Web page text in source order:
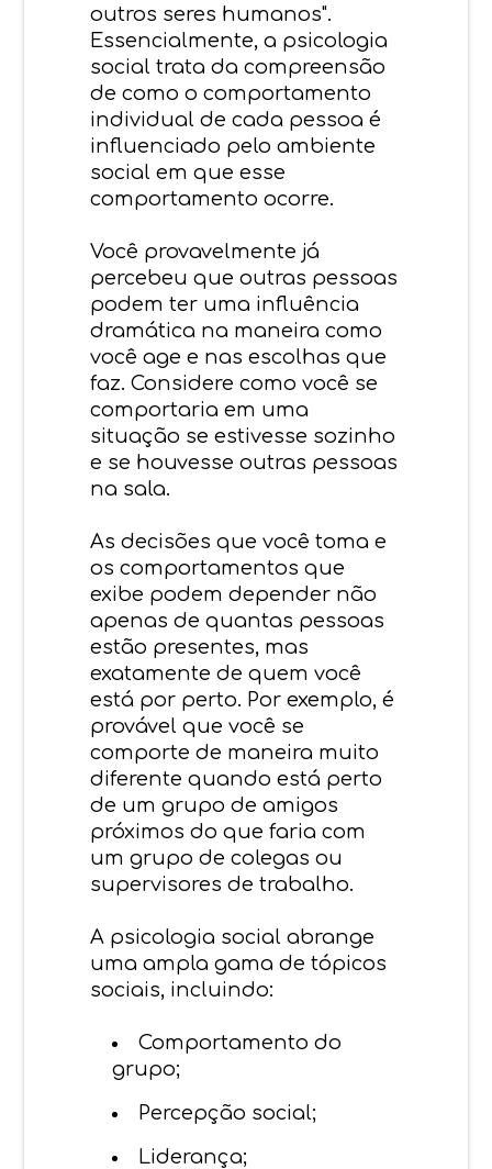
outros seres humanos".
Essencialmente, a psicologia
social trata da compreensão
de como o comportamento
individual de cada pessoa é
influenciado pelo ambiente
social em que esse
comportamento ocorre.
Você provavelmente já
percebeu que outras pessoas
podem ter uma influência
dramática na maneira como
você age e nas escolhas que
faz. Considere como você se
comportaria em uma
situação se estivesse sozinho
e se houvesse outras pessoas
na sala.
As decisões que você toma e
os comportamentos que
exibe podem depender não
apenas de quantas pessoas
estão presentes, mas
exatamente de quem você
está por perto. Por exemplo, é
provável que você se
comporte de maneira muito
diferente quando está perto
de um grupo de amigos
próximos do que faria com
um grupo de colegas ou
supervisores de trabalho.
A psicologia social abrange
uma ampla gama de tópicos
sociais, incluindo:
Comportamento do
grupo;
Percepção social;
Liderança;